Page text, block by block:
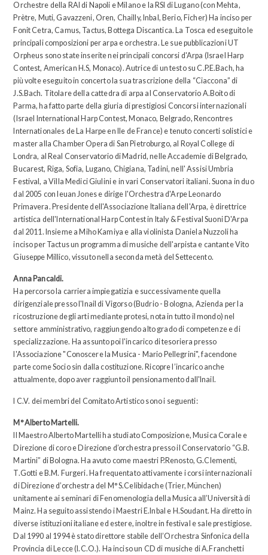
Orchestre della RAI di Napoli e Milano e la RSI di Lugano (con Mehta,
Prètre, Muti, Gavazzeni, Oren, Chailly, Inbal, Berio, Ficher) Ha inciso per
Fonit Cetra, Camus, Tactus, Bottega Discantica. La Tosca ed eseguito le
principali composizioni per arpa e orchestra. Le sue pubblicazioni UT
Orpheus sono state inserite nei principali concorsi d'Arpa (Israel Harp
Contest, American H.S, Monaco). Autrice di un testo su C.P.E.Bach, ha
più volte eseguito in concerto la sua trascrizione della “Ciaccona” di
J.S.Bach. Titolare della cattedra di arpa al Conservatorio A.Boito di
Parma, ha fatto parte della giuria di prestigiosi Concorsi internazionali
(Israel International Harp Contest, Monaco, Belgrado, Rencontres
Internationales de La Harpe en Ile de France) e tenuto concerti solistici e
master alla Chamber Opera di San Pietroburgo, al Royal College di
Londra, al Real Conservatorio di Madrid, nelle Accademie di Belgrado,
Bucarest, Riga, Sofia, Lugano, Chigiana, Tadini, nell' Assisi Umbria
Festival, a Villa Medici Giulini e in vari Conservatori italiani. Suona in duo
dal 2005 con Ieuan Jones e dirige l'Orchestra d'Arpe Leonardo
Primavera. Presidente dell'Associazione Italiana dell'Arpa, è direttrice
artistica dell'International Harp Contest in Italy & Festival Suoni D'Arpa
dal 2011. Insieme a Miho Kamiya e alla violinista Daniela Nuzzoli ha
inciso per Tactus un programma di musiche dell'arpista e cantante Vito
Giuseppe Millico, vissuto nella seconda metà del Settecento.
Anna Pancaldi.
Ha percorso la carriera impiegatizia e successivamente quella
dirigenziale presso l'Inail di Vigorso (Budrio - Bologna, Azienda per la
ricostruzione degli arti mediante protesi, nota in tutto il mondo) nel
settore amministrativo, raggiungendo alto grado di competenze e di
specializzazione. Ha assunto poi l'incarico di tesoriera presso
l'Associazione "Conoscere la Musica - Mario Pellegrini", facendone
parte come Socio sin dalla costituzione. Ricopre l’incarico anche
attualmente, dopo aver raggiunto il pensionamento dall'Inail.
I C.V. dei membri del Comitato Artistico sono i seguenti:
M° Alberto Martelli.
Il Maestro Alberto Martelli ha studiato Composizione, Musica Corale e
Direzione di coro e Direzione d’orchestra presso il Conservatorio “G.B.
Martini” di Bologna. Ha avuto come maestri P.Renosto, G.Clementi,
T.Gotti e B.M. Furgeri. Ha frequentato attivamente i corsi internazionali
di Direzione d’orchestra del M° S.Celibidache (Trier, München)
unitamente ai seminari di Fenomenologia della Musica all’Università di
Mainz. Ha seguito assistendo i Maestri E.Inbal e H.Soudant. Ha diretto in
diverse istituzioni italiane ed estere, inoltre in festival e sale prestigiose.
Dal 1990 al 1994 è stato direttore stabile dell’Orchestra Sinfonica della
Provincia di Lecce (I.C.O.). Ha inciso un CD di musiche di A.Franchetti